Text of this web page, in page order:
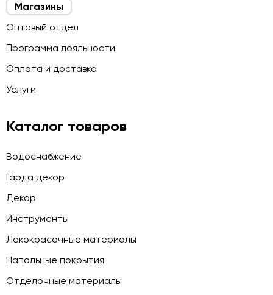
Магазины
Оптовый отдел
Программа лояльности
Оплата и доставка
Услуги
Каталог товаров
Водоснабжение
Гарда декор
Декор
Инструменты
Лакокрасочные материалы
Напольные покрытия
Отделочные материалы